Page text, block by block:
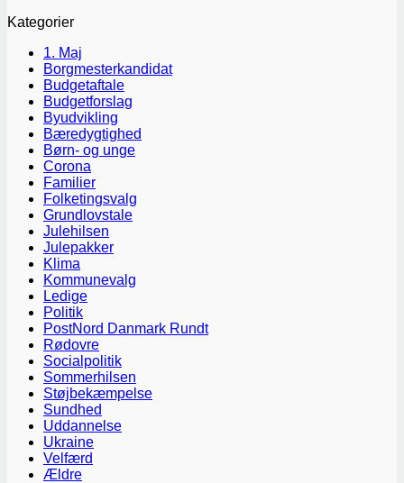
Kategorier
1. Maj
Borgmesterkandidat
Budgetaftale
Budgetforslag
Byudvikling
Bæredygtighed
Børn- og unge
Corona
Familier
Folketingsvalg
Grundlovstale
Julehilsen
Julepakker
Klima
Kommunevalg
Ledige
Politik
PostNord Danmark Rundt
Rødovre
Socialpolitik
Sommerhilsen
Støjbekæmpelse
Sundhed
Uddannelse
Ukraine
Velfærd
Ældre